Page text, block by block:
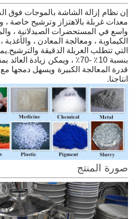
إن نظام إزالة الشاشة بالموجات فوق
معدات غربلة بالاهتزاز وترشيح خاصة
واسع في المستحضرات الصيدلانية ،
الكيماوية ، ومعالجة المعادن ،
التي تتطلب الغربلة الدقيقة
قدرة المعالجة الكبيرة ويسهل دمجها
انتاجنا.
صورة المنتج